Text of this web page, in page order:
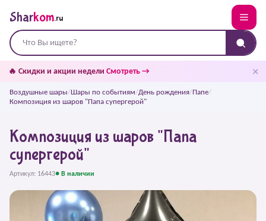
Sharkom.ru
🔥 Скидки и акции недели Смотреть → ✕
Воздушные шары/Шары по событиям/День рождения/Папе/
Композиция из шаров "Папа супергерой"
Композиция из шаров "Папа
супергерой"
Артикул: 16443● В наличии